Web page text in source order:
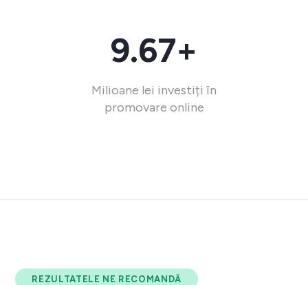
9.67+
Milioane lei investiți în
promovare online
REZULTATELE NE RECOMANDĂ